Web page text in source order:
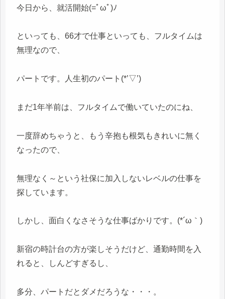
今日から、就活開始(=ﾟωﾟ)ﾉ
といっても、66才で仕事といっても、フルタイムは
無理なので、
パートです。人生初のパート(*’▽’)
まだ1年半前は、フルタイムで働いていたのにね、
一度辞めちゃうと、もう辛抱も根気もきれいに無く
なったので、
無理なく～という社保に加入しないレベルの仕事を
探しています。
しかし、面白くなさそうな仕事ばかりです。(*´ω｀)
新宿の時計台の方が楽しそうだけど、通勤時間を入
れると、しんどすぎるし、
多分、パートだとダメだろうな・・・。